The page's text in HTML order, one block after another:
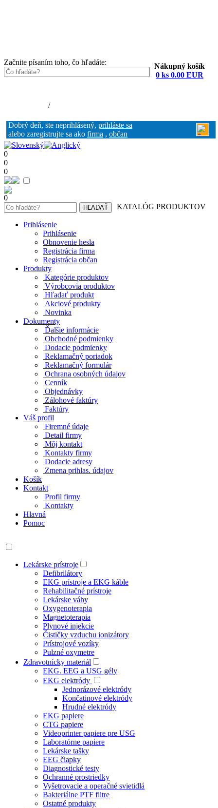
Začnite písaním toho, čo hľadáte:
Nákupný košík
0 ks 0.00 EUR
/
Dobrý deň, ste neprihlásený, prihláste sa
alebo zaregistrujte sa ako firma , občan
0
0
0
0
KATALÓG PRODUKTOV
Prihlásenie
Prihlásenie
Obnovenie hesla
Registrácia firma
Registrácia občan
Produkty
Kategórie produktov
Výrobcovia produktov
Hľadať produkt
Akciové produkty
Novinka
Dokumenty
Ďalšie informácie
Obchodné podmienky
Dodacie podmienky
Reklamačný poriadok
Reklamačný formulár
Ochrana osobných údajov
Cenník
Objednávky
Zálohové faktúry
Faktúry
Váš profil
Firemné údaje
Detail firmy
Môj kontakt
Kontakty firmy
Dodacie adresy
Zmena prihlas. údajov
Košík
Kontakt
Profil firmy
Kontakty
Hlavná
Pomoc
Lekárske prístroje
Defibrilátory
EKG prístroje a EKG káble
Rehabilitačné prístroje
Lekárske váhy
Oxygenoterapia
Magnetoterapia
Plynové injekcie
Čističky vzduchu ionizátory
Prístrojové vozíky
Pulzné oxymetre
Zdravotnícky materiál
EKG. EEG a USG gély
EKG elektródy
Jednorázové elektródy
Končatinové elektródy
Hrudné elektródy
EKG papiere
CTG papiere
Videoprinter papiere pre USG
Laboratórne papiere
Lekárske tašky
EEG čiapky
Diagnostické testy
Ochranné prostriedky
Vyšetrovacie a operačné svietidlá
Bakteriálne PTF filtre
Ostatné produkty